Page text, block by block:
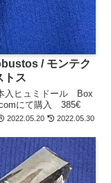
/ モンテク
トス
入ヒュミドール Box
にて購入 385€
2022.05.20 2022.05.30